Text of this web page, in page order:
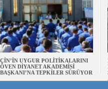
ÇİN’İN UYGUR POLİTİKALARINI
ÖVEN DİYANET AKADEMİSİ
BAŞKANI’NA TEPKİLER SÜRÜYOR